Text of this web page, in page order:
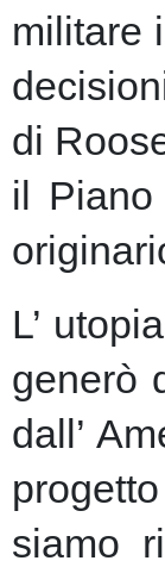
militare
di
il
L’
generò
dall’
siamo